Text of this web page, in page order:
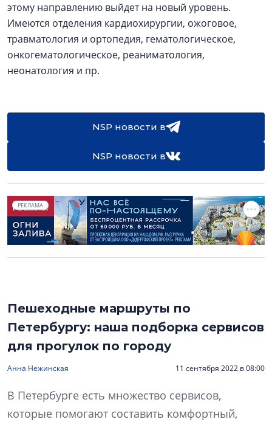
этому направлению выйдет на новый уровень.
Имеются отделения кардиохирургии, ожоговое,
травматология и ортопедия, гематологическое,
онкогематологическое, реаниматология,
неонатология и пр.
NSP новости в
NSP новости в
РЕКЛАМА
Пешеходные маршруты по
Петербургу: наша подборка сервисов
для прогулок по городу
Анна Нежинская 11 сентября 2022 в 08:00
В Петербурге есть множество сервисов,
которые помогают составить комфортный,